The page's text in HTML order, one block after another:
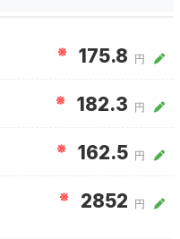
※ 175.8 円
※ 182.3 円
※ 162.5 円
※ 2852 円